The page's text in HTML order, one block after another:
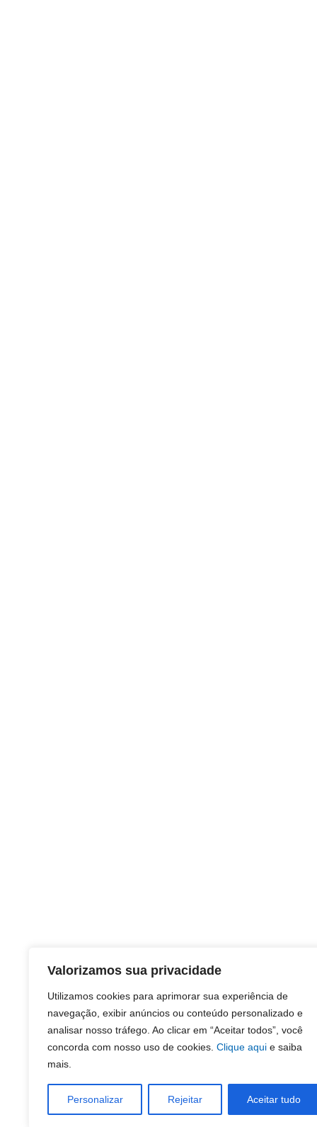
Valorizamos sua privacidade
Utilizamos cookies para aprimorar sua experiência de
navegação, exibir anúncios ou conteúdo personalizado e
analisar nosso tráfego. Ao clicar em “Aceitar todos”, você
concorda com nosso uso de cookies. Clique aqui e saiba
mais.
Personalizar Rejeitar Aceitar tudo